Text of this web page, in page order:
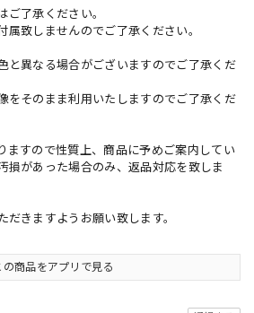
ご了承ください。
属致しませんのでご了承ください。
と異なる場合がございますのでご了承くだ
をそのまま利用いたしますのでご了承くだ
ますので性質上、商品に予めご案内してい
損があった場合のみ、返品対応を致しま
だきますようお願い致します。
の商品をアプリで見る